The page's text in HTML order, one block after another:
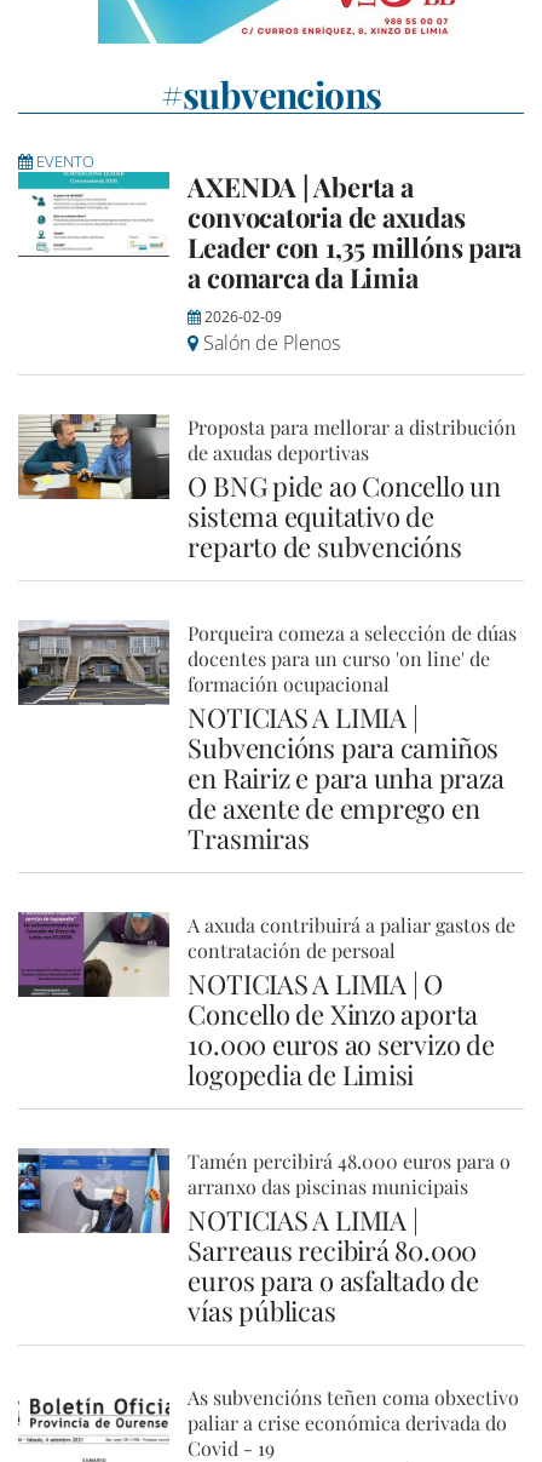
#subvencions
EVENTO
AXENDA | Aberta a
convocatoria de axudas
Leader con 1,35 millóns para
a comarca da Limia
2026-02-09
Salón de Plenos
Proposta para mellorar a distribución
de axudas deportivas
O BNG pide ao Concello un
sistema equitativo de
reparto de subvencións
Porqueira comeza a selección de dúas
docentes para un curso 'on line' de
formación ocupacional
NOTICIAS A LIMIA |
Subvencións para camiños
en Rairiz e para unha praza
de axente de emprego en
Trasmiras
A axuda contribuirá a paliar gastos de
contratación de persoal
NOTICIAS A LIMIA | O
Concello de Xinzo aporta
10.000 euros ao servizo de
logopedia de Limisi
Tamén percibirá 48.000 euros para o
arranxo das piscinas municipais
NOTICIAS A LIMIA |
Sarreaus recibirá 80.000
euros para o asfaltado de
vías públicas
As subvencións teñen coma obxectivo
paliar a crise económica derivada do
Covid - 19